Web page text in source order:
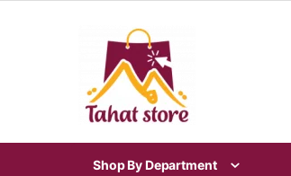
Shop By Department